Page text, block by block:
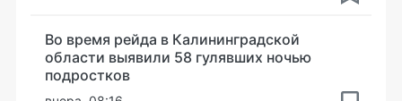
Во время рейда в Калининградской
области выявили 58 гулявших ночью
подростков